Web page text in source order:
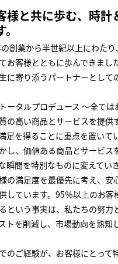
様と共に歩む、時計
創業から半世紀以上にわたり
お客様とともに歩んできまし
に寄り添うパートナーとして
ータルプロデュース ～全ては
の高い商品とサービスを提供
足を得ることに重点を置いて
し、価値ある商品とサービス
瞬間を特別なものに変えていき
の満足度を最優先に考え、安
しています。95％以上のお客
という事実は、私たちの努力
トを削減し、市場動向を熟知
のご経験が、お客様にとって